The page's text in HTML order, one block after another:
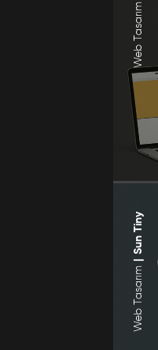
Web Tasarım
Web Tasarım
|
Sun Tiny